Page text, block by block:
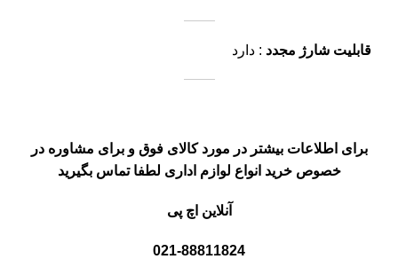
قابلیت شارژ مجدد : دارد
برای اطلاعات بیشتر در مورد کالای فوق و برای مشاوره در
خصوص خرید انواع لوازم اداری لطفا تماس بگیرید
آنلاین اچ پی
021-88811824